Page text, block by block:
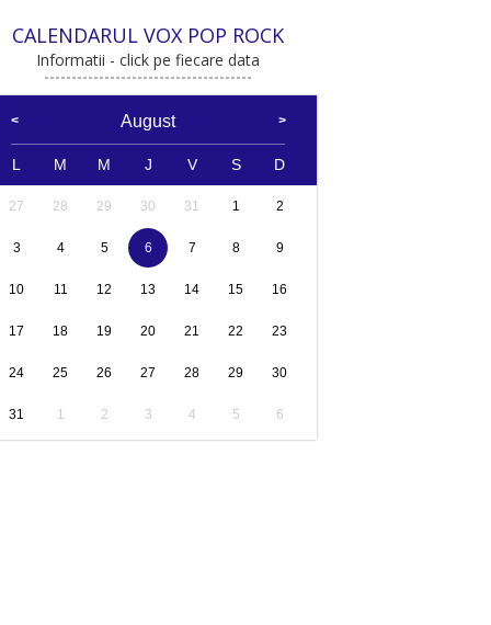
CALENDARUL VOX POP ROCK
Informatii - click pe fiecare data
August
L M M J V S D
27 28 29 30 31 1 2
3 4 5 6 7 8 9
10 11 12 13 14 15 16
17 18 19 20 21 22 23
24 25 26 27 28 29 30
31 1 2 3 4 5 6